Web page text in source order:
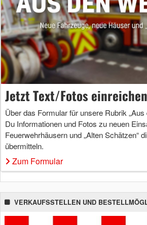
Jetzt Text/Fotos
Über das Formular für unsere Rubrik
Du Informationen und Fotos zu neuen
Feuerwehrhäusern und „Alten Schätzen“
übermitteln.
Zum Formular
VERKAUFSSTELLEN UND